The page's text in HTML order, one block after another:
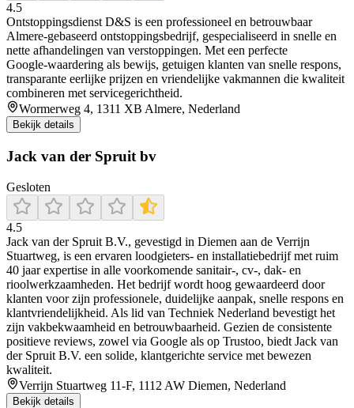
4.5
Ontstoppingsdienst D&S is een professioneel en betrouwbaar
Almere‑gebaseerd ontstoppingsbedrijf, gespecialiseerd in snelle en
nette afhandelingen van verstoppingen. Met een perfecte
Google‑waardering als bewijs, getuigen klanten van snelle respons,
transparante eerlijke prijzen en vriendelijke vakmannen die kwaliteit
combineren met servicegerichtheid.
Wormerweg 4, 1311 XB Almere, Nederland
Bekijk details
Jack van der Spruit bv
Gesloten
4.5
Jack van der Spruit B.V., gevestigd in Diemen aan de Verrijn
Stuartweg, is een ervaren loodgieters- en installatiebedrijf met ruim
40 jaar expertise in alle voorkomende sanitair-, cv-, dak- en
rioolwerkzaamheden. Het bedrijf wordt hoog gewaardeerd door
klanten voor zijn professionele, duidelijke aanpak, snelle respons en
klantvriendelijkheid. Als lid van Techniek Nederland bevestigt het
zijn vakbekwaamheid en betrouwbaarheid. Gezien de consistente
positieve reviews, zowel via Google als op Trustoo, biedt Jack van
der Spruit B.V. een solide, klantgerichte service met bewezen
kwaliteit.
Verrijn Stuartweg 11-F, 1112 AW Diemen, Nederland
Bekijk details